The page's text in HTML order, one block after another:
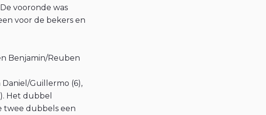
vooronde was
voor de bekers en
Benjamin/Reuben
Guillermo (6),
Het dubbel
twee dubbels een